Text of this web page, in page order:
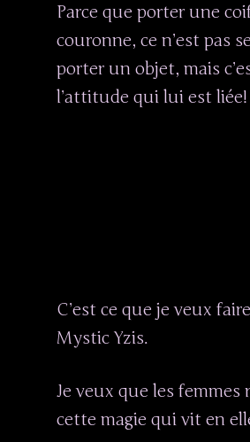
Parce que porter une
couronne, ce n’est pas
porter un objet, mais
l’attitude qui lui est liée!
C’est ce que je veux
Mystic Yzis.
Je veux que les femmes
cette magie qui vit en